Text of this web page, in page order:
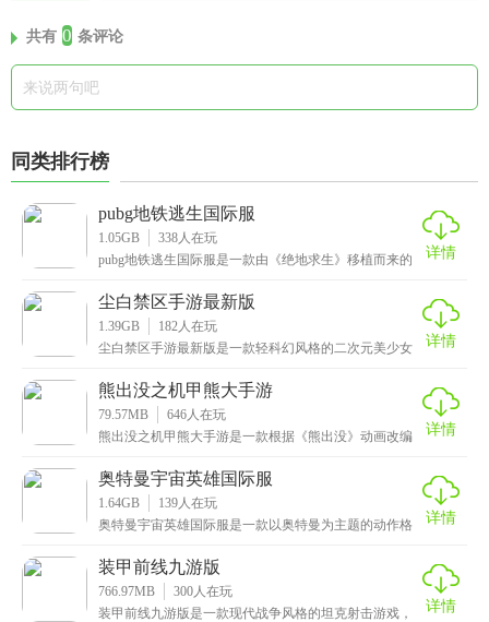
共有 0 条评论
同类排行榜
pubg地铁逃生国际服
1.05GB 338 人在玩
pubg地铁逃生国际服是一款由《绝地求生》移植而来的
详情
尘白禁区手游最新版
1.39GB 182 人在玩
尘白禁区手游最新版是一款轻科幻风格的二次元美少女
寂静
详情
熊出没之机甲熊大手游
79.57MB 646 人在玩
熊出没之机甲熊大手游是一款根据《熊出没》动画改编
的
详情
奥特曼宇宙英雄国际服
1.64GB 139 人在玩
奥特曼宇宙英雄国际服是一款以奥特曼为主题的动作格
富，让
详情
装甲前线九游版
766.97MB 300 人在玩
装甲前线九游版是一款现代战争风格的坦克射击游戏，
详情